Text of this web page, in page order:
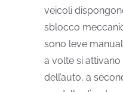
veicoli
sblocco
sono leve
a volte si
dell’auto, a